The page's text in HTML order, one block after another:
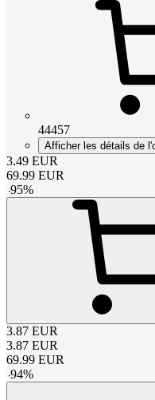
44457
Afficher les détails de
3.49 EUR
69.99 EUR
-95%
3.87 EUR
3.87 EUR
69.99 EUR
-94%